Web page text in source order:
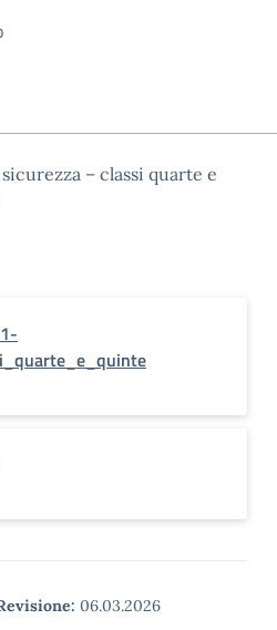
– classi quarte e
06.03.2026